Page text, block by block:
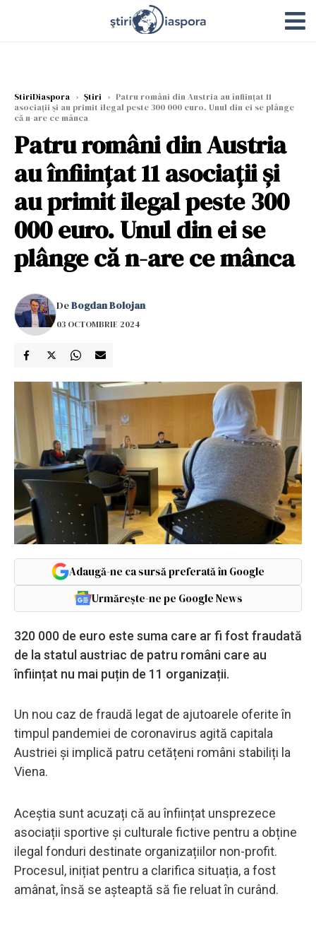
StiriDiaspora › Știri › Patru români din Austria au înființat 11
asociații și au primit ilegal peste 300 000 euro. Unul din ei se plânge
că n-are ce mânca
Patru români din Austria
au înființat 11 asociații și
au primit ilegal peste 300
000 euro. Unul din ei se
plânge că n-are ce mânca
DeBogdan Bolojan
03 OCTOMBRIE 2024
Adaugă-ne ca sursă preferată în Google
Urmărește-ne pe Google News
320 000 de euro este suma care ar fi fost fraudată
de la statul austriac de patru români care au
înființat nu mai puțin de 11 organizații.
Un nou caz de fraudă legat de ajutoarele oferite în
timpul pandemiei de coronavirus agită capitala
Austriei și implică patru cetățeni români stabiliți la
Viena.
Aceștia sunt acuzați că au înființat unsprezece
asociații sportive și culturale fictive pentru a obține
ilegal fonduri destinate organizațiilor non-profit.
Procesul, inițiat pentru a clarifica situația, a fost
amânat, însă se așteaptă să fie reluat în curând.